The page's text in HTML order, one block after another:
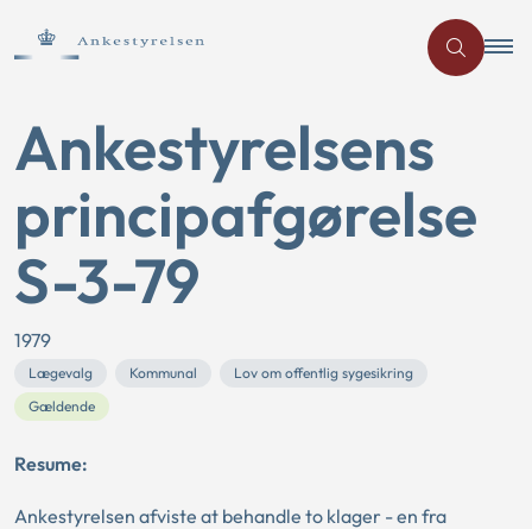
Ankestyrelsens
principafgørelse
S-3-79
1979
Lægevalg Kommunal
Lov om offentlig sygesikring
Gældende
Resume:
Ankestyrelsen afviste at behandle to klager - en fra